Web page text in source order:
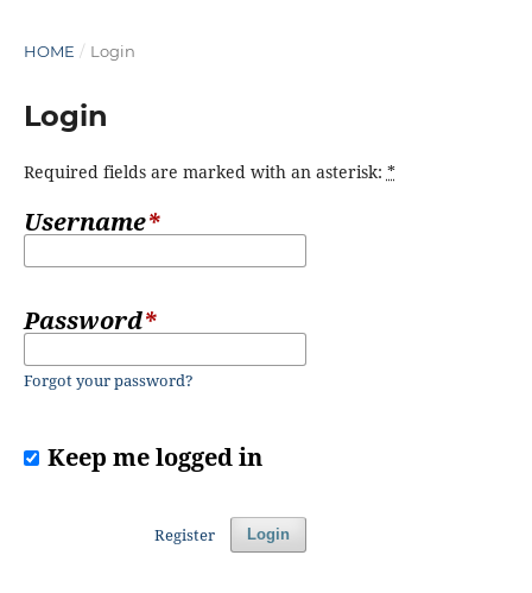
HOME / Login
Login
Required fields are marked with an asterisk: *
Username*
Password*
Forgot your password?
Keep me logged in
Login
Register